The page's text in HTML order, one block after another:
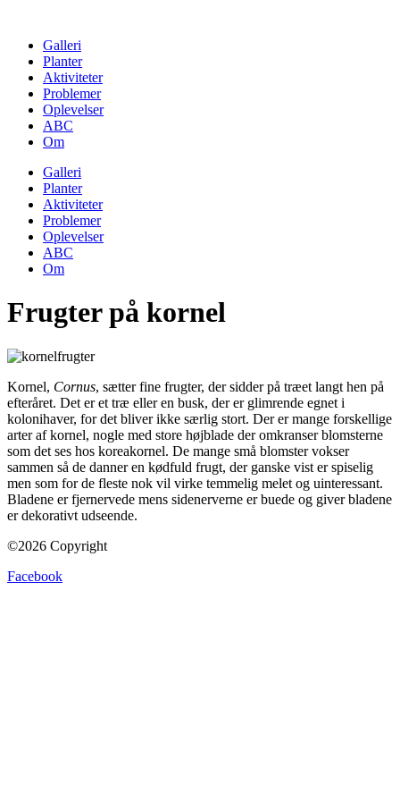
contentGalleri
Planter
Aktiviteter
Problemer
Oplevelser
ABC
Om
Galleri
Planter
Aktiviteter
Problemer
Oplevelser
ABC
Om
Frugter på kornel
Kornel, Cornus, sætter fine frugter, der sidder på træet langt hen på
efteråret. Det er et træ eller en busk, der er glimrende egnet i
kolonihaver, for det bliver ikke særlig stort. Der er mange forskellige
arter af kornel, nogle med store højblade der omkranser blomsterne
som det ses hos koreakornel. De mange små blomster vokser
sammen så de danner en kødfuld frugt, der ganske vist er spiselig
men som for de fleste nok vil virke temmelig melet og uinteressant.
Bladene er fjernervede mens sidenerverne er buede og giver bladene
er dekorativt udseende.
©2026 Copyright
Facebook